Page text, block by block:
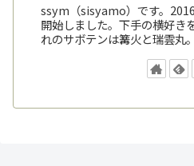
ssym（sisyamo）です。
開始しました。下手の横好き
れのサボテンは篝火と瑞雲丸。